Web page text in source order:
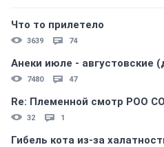
Что то прилетело
3639 74
Анеки июле - августовские
7480 47
Re: Племеннoй смoтр РOO
32 1
Гибель кота из-за